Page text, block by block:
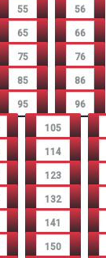
55 56
65 66
75 76
85 86
95 96
105
114
123
132
141
150